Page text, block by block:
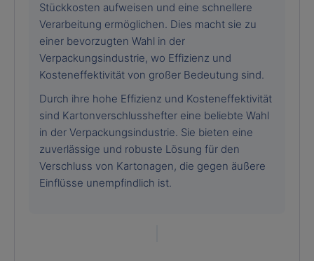
Stückkosten aufweisen und eine schnellere
Verarbeitung ermöglichen. Dies macht sie zu
einer bevorzugten Wahl in der
Verpackungsindustrie, wo Effizienz und
Kosteneffektivität von großer Bedeutung sind.
Durch ihre hohe Effizienz und Kosteneffektivität
sind Kartonverschlusshefter eine beliebte Wahl
in der Verpackungsindustrie. Sie bieten eine
zuverlässige und robuste Lösung für den
Verschluss von Kartonagen, die gegen äußere
Einflüsse unempfindlich ist.